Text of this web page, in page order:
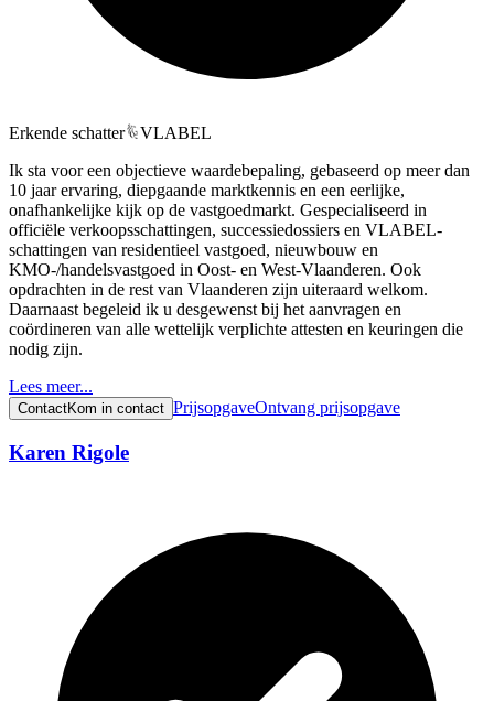
Erkende schatter
VLABEL
Ik sta voor een objectieve waardebepaling, gebaseerd op meer dan
10 jaar ervaring, diepgaande marktkennis en een eerlijke,
onafhankelijke kijk op de vastgoedmarkt. Gespecialiseerd in
officiële verkoopsschattingen, successiedossiers en VLABEL-
schattingen van residentieel vastgoed, nieuwbouw en
KMO-/handelsvastgoed in Oost- en West-Vlaanderen. Ook
opdrachten in de rest van Vlaanderen zijn uiteraard welkom.
Daarnaast begeleid ik u desgewenst bij het aanvragen en
coördineren van alle wettelijk verplichte attesten en keuringen die
nodig zijn.
Lees meer...
ContactKom in contact PrijsopgaveOntvang prijsopgave
Karen Rigole